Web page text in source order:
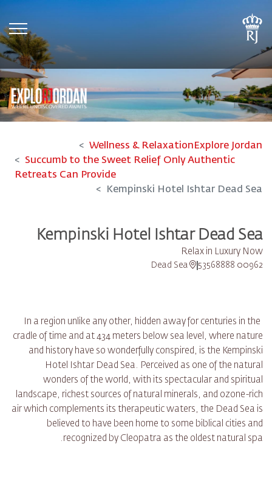
Explore Jordan
Wellness & Relaxation
Succumb to the Sweet Relief Only Authentic
Retreats Can Provide
Kempinski Hotel Ishtar Dead Sea
Kempinski Hotel Ishtar Dead Sea
Relax in Luxury Now
00962 53568888
Dead Sea
In a region unlike any other, hidden away for centuries in the
cradle of time and at 434 meters below sea level, where nature
and history have so wonderfully conspired, is the Kempinski
Hotel Ishtar Dead Sea. Perceived as one of the natural
wonders of the world, with its spectacular and spiritual
landscape, richest sources of natural minerals, and ozone-rich
air which complements its therapeutic waters, the Dead Sea is
believed to have been home to some biblical cities and
recognized by Cleopatra as the oldest natural spa.